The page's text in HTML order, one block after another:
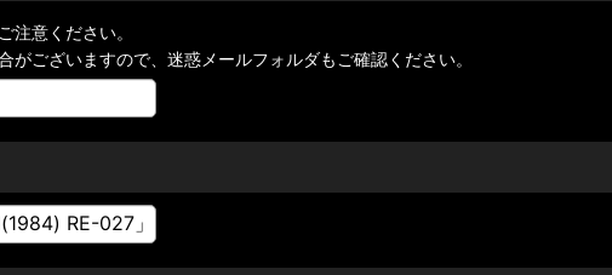
注意ください。
ございますので、迷惑メールフォルダもご確認ください。